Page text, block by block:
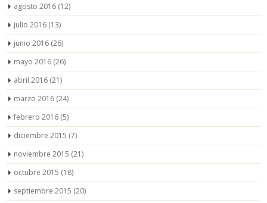
agosto 2016 (12)
julio 2016 (13)
junio 2016 (26)
mayo 2016 (26)
abril 2016 (21)
marzo 2016 (24)
febrero 2016 (5)
diciembre 2015 (7)
noviembre 2015 (21)
octubre 2015 (18)
septiembre 2015 (20)